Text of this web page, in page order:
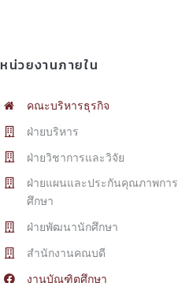
หน่วยงานภายใน
คณะบริหารธุรกิจ
ฝ่ายบริหาร
ฝ่ายวิชาการและวิจัย
ฝ่ายแผนและประกันคุณภาพการ
ศึกษา
ฝ่ายพัฒนานักศึกษา
สำนักงานคณบดี
งานบัณฑิตศึกษา